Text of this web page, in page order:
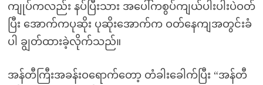
ကျုပ်ကလည်း နပ်ပြီးသား အပေါ်ကစွပ်ကျယ်ပါးပါးပဲဝတ်
ပြီး အောက်ကပုဆိုး ပုဆိုးအောက်က ဝတ်နေကျအတွင်းခံ
ပါ ချွတ်ထားခဲ့လိုက်သည်။
အန်တီကြီးအခန်းဝရောက်တော့ တံခါးခေါက်ပြီး “အန်တီ